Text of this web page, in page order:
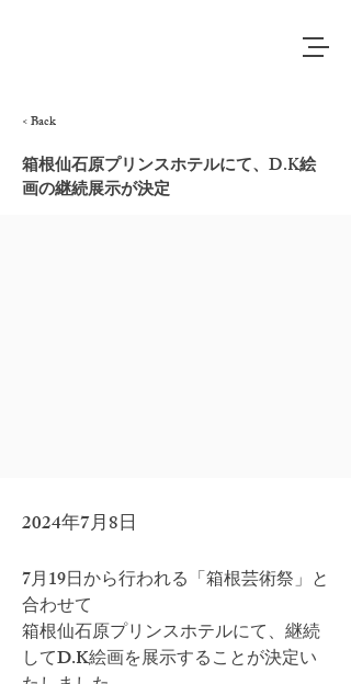
< Back
箱根仙石原プリンスホテルにて、D.K絵
画の継続展示が決定
2024年7月8日
7月19日から行われる「箱根芸術祭」と
合わせて
箱根仙石原プリンスホテルにて、継続
してD.K絵画を展示することが決定い